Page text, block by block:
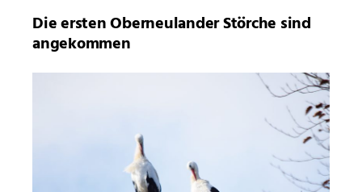
Die ersten Oberneulander Störche sind
angekommen